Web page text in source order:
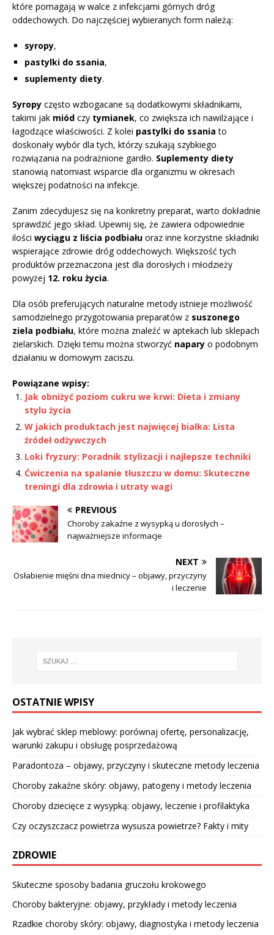
które pomagają w walce z infekcjami górnych dróg
oddechowych. Do najczęściej wybieranych form należą:
syropy,
pastylki do ssania,
suplementy diety.
Syropy często wzbogacane są dodatkowymi składnikami,
takimi jak miód czy tymianek, co zwiększa ich nawilżające i
łagodzące właściwości. Z kolei pastylki do ssania to
doskonały wybór dla tych, którzy szukają szybkiego
rozwiązania na podrażnione gardło. Suplementy diety
stanowią natomiast wsparcie dla organizmu w okresach
większej podatności na infekcje.
Zanim zdecydujesz się na konkretny preparat, warto dokładnie
sprawdzić jego skład. Upewnij się, że zawiera odpowiednie
ilości wyciągu z liścia podbiału oraz inne korzystne składniki
wspierające zdrowie dróg oddechowych. Większość tych
produktów przeznaczona jest dla dorosłych i młodzieży
powyżej 12. roku życia.
Dla osób preferujących naturalne metody istnieje możliwość
samodzielnego przygotowania preparatów z suszonego
ziela podbiału, które można znaleźć w aptekach lub sklepach
zielarskich. Dzięki temu można stworzyć napary o podobnym
działaniu w domowym zaciszu.
Powiązane wpisy:
Jak obniżyć poziom cukru we krwi: Dieta i zmiany
stylu życia
W jakich produktach jest najwięcej białka: Lista
źródeł odżywczych
Loki fryzury: Poradnik stylizacji i najlepsze techniki
Ćwiczenia na spalanie tłuszczu w domu: Skuteczne
treningi dla zdrowia i utraty wagi
PREVIOUS
Choroby zakaźne z wysypką u dorosłych –
najważniejsze informacje
NEXT
Osłabienie mięśni dna miednicy – objawy, przyczyny
i leczenie
OSTATNIE WPISY
Jak wybrać sklep meblowy: porównaj ofertę, personalizację,
warunki zakupu i obsługę posprzedażową
Paradontoza – objawy, przyczyny i skuteczne metody leczenia
Choroby zakaźne skóry: objawy, patogeny i metody leczenia
Choroby dziecięce z wysypką: objawy, leczenie i profilaktyka
Czy oczyszczacz powietrza wysusza powietrze? Fakty i mity
ZDROWIE
Skuteczne sposoby badania gruczołu krokowego
Choroby bakteryjne: objawy, przykłady i metody leczenia
Rzadkie choroby skóry: objawy, diagnostyka i metody leczenia